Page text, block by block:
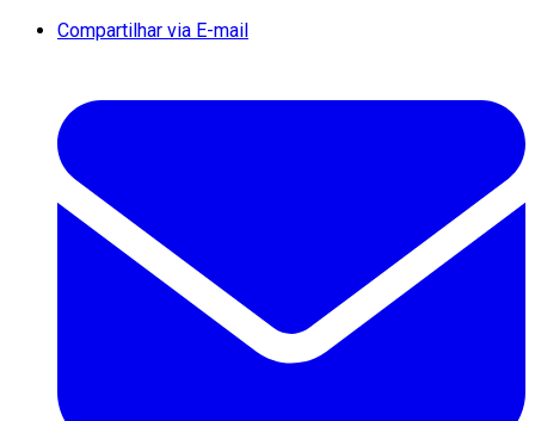
Compartilhar via E-mail